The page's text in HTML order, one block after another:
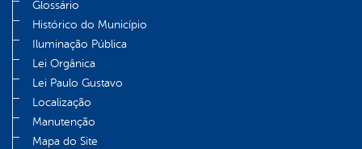
Glossário
Histórico do Município
Iluminação Pública
Lei Orgânica
Lei Paulo Gustavo
Localização
Manutenção
Mapa do Site